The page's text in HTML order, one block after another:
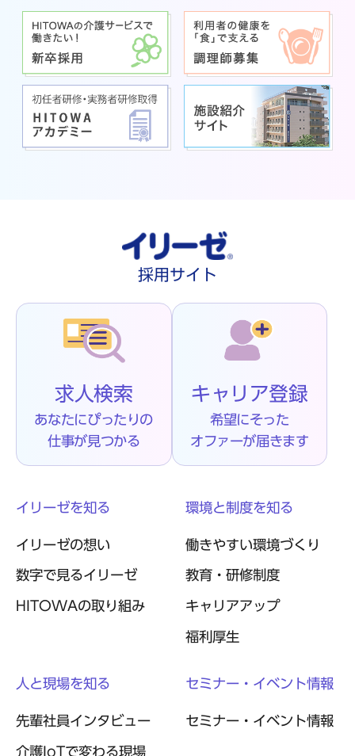
採用サイト
求人検索
あなたにぴったりの
仕事が見つかる
キャリア登録
希望にそった
オファーが届きます
イリーゼを知る
イリーゼの想い
数字で見るイリーゼ
HITOWAの取り組み
環境と制度を知る
働きやすい環境づくり
教育・研修制度
キャリアアップ
福利厚生
人と現場を知る
先輩社員インタビュー
介護IoTで変わる現場
セミナー・イベント情報
セミナー・イベント情報